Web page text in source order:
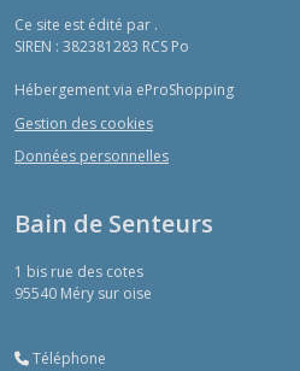
Ce site est édité par .
SIREN : 382381283 RCS Po
Hébergement via eProShopping
Gestion des cookies
Données personnelles
Bain de Senteurs
1 bis rue des cotes
95540 Méry sur oise
Téléphone